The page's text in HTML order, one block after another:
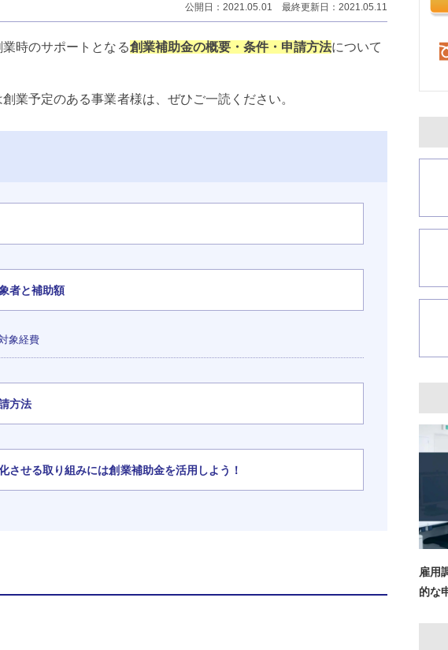
公開日：2021.05.01 最終更新日：2021.05.11
時のサポートとなる創業補助金の概要・条件・申請方法について
業予定のある事業者様は、ぜひご一読ください。
者と補助額
象経費
方法
させる取り組みには創業補助金を活用しよう！
雇用
的な